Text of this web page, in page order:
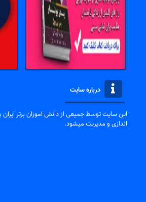
درباره سایت
این سایت توسط جمیعی از دانش اموزان برتر ایران
اندازی و مدیریت میشود.